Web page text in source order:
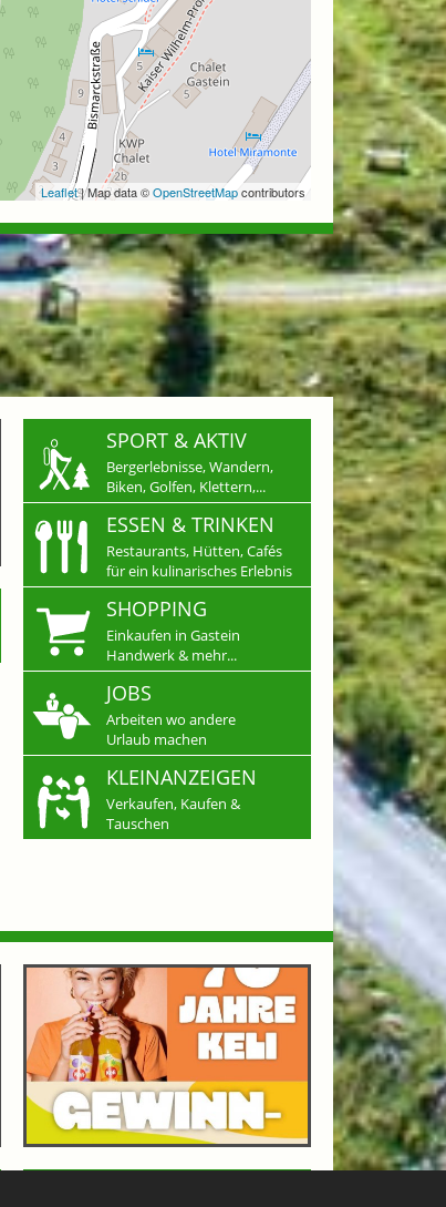
Leaflet| Map data ©OpenStreetMapcontributors
SPORT & AKTIV
Bergerlebnisse, Wandern,
Biken, Golfen, Klettern,...
ESSEN & TRINKEN
Restaurants, Hütten, Cafés
für ein kulinarisches Erlebnis
SHOPPING
Einkaufen in Gastein
Handwerk & mehr...
JOBS
Arbeiten wo andere
Urlaub machen
KLEINANZEIGEN
Verkaufen, Kaufen &
Tauschen